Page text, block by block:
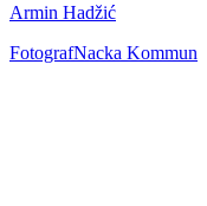
Armin Hadžić
FotografNacka Kommun